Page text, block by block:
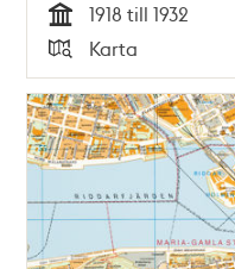
Tid
1918 till 1932
Typ
Karta